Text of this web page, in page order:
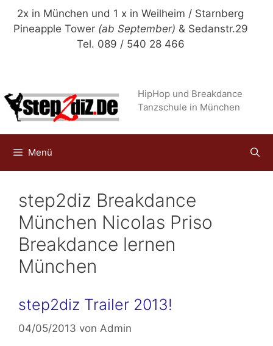
Zum
Inhalt
2x in München und 1 x in Weilheim / Starnberg
Pineapple Tower (ab September) & Sedanstr.29
Tel. 089 / 540 28 466
HipHop und Breakdance
Tanzschule in München
Menü
step2diz Breakdance
München Nicolas Priso
Breakdance lernen
München
step2diz Trailer 2013!
04/05/2013 von Admin